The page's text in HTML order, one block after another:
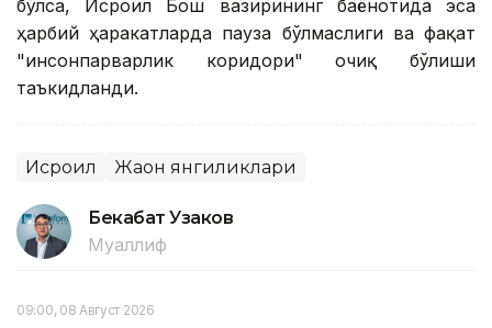
бўлса, Исроил Бош вазирининг баёнотида эса
ҳарбий ҳаракатларда пауза бўлмаслиги ва фақат
"инсонпарварлик коридори" очиқ бўлиши
таъкидланди.
Исроил Жаҳон янгиликлари
Бекабат Узаков
Муаллиф
09:00, 08 Август 2026